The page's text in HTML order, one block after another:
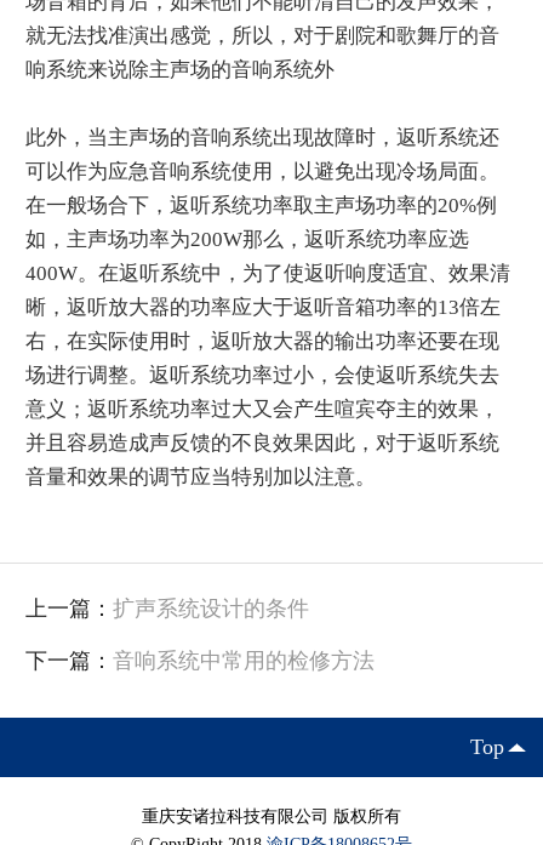
就无法找准演出感觉，所以，对于剧院和歌舞厅的音
响系统来说除主声场的音响系统外
此外，当主声场的音响系统出现故障时，返听系统还
可以作为应急音响系统使用，以避免出现冷场局面。
在一般场合下，返听系统功率取主声场功率的20%例
如，主声场功率为200W那么，返听系统功率应选
400W。在返听系统中，为了使返听响度适宜、效果清
晰，返听放大器的功率应大于返听音箱功率的13倍左
右，在实际使用时，返听放大器的输出功率还要在现
场进行调整。返听系统功率过小，会使返听系统失去
意义；返听系统功率过大又会产生喧宾夺主的效果，
并且容易造成声反馈的不良效果因此，对于返听系统
音量和效果的调节应当特别加以注意。
上一篇： 扩声系统设计的条件
下一篇： 音响系统中常用的检修方法
Top
重庆安诸拉科技有限公司 版权所有